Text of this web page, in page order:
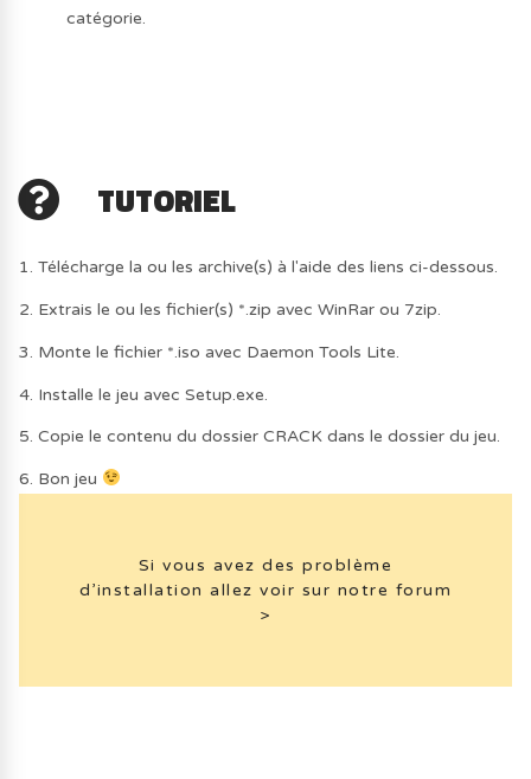
catégorie.
TUTORIEL
1. Télécharge la ou les archive(s) à l'aide des liens ci-dessous.
2. Extrais le ou les fichier(s) *.zip avec WinRar ou 7zip.
3. Monte le fichier *.iso avec Daemon Tools Lite.
4. Installe le jeu avec Setup.exe.
5. Copie le contenu du dossier CRACK dans le dossier du jeu.
6. Bon jeu
Si vous avez des problème
d’installation allez voir sur notre forum
>